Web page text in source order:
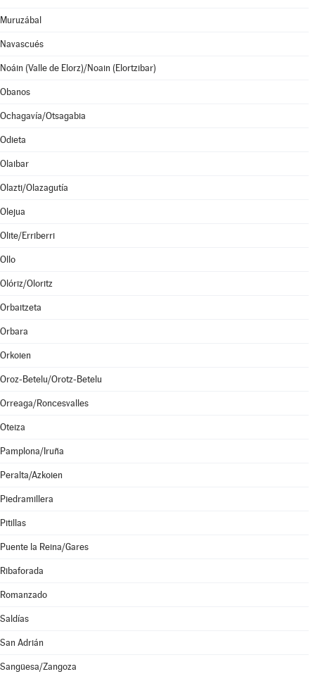
Muruzábal
Navascués
Noáin (Valle de Elorz)/Noain (Elortzibar)
Obanos
Ochagavía/Otsagabia
Odieta
Olaibar
Olazti/Olazagutía
Olejua
Olite/Erriberri
Ollo
Olóriz/Oloritz
Orbaitzeta
Orbara
Orkoien
Oroz-Betelu/Orotz-Betelu
Orreaga/Roncesvalles
Oteiza
Pamplona/Iruña
Peralta/Azkoien
Piedramillera
Pitillas
Puente la Reina/Gares
Ribaforada
Romanzado
Saldías
San Adrián
Sangüesa/Zangoza